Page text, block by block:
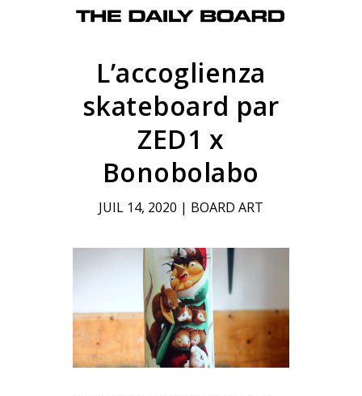
L’accoglienza
skateboard par
ZED1 x
Bonobolabo
JUIL 14, 2020 | BOARD ART